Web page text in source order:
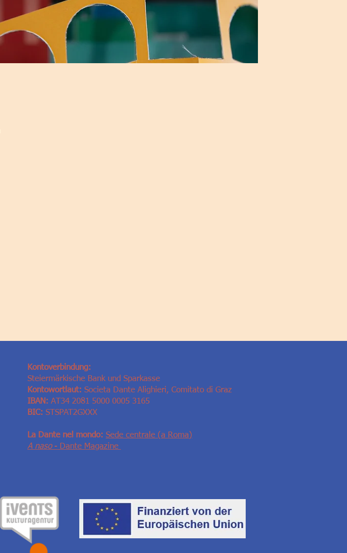
Kontoverbindung:
Steiermärkische Bank und Sparkasse
Kontowortlaut: Societa Dante Alighieri, Comitato di Graz
IBAN: AT34 2081 5000 0005 3165
BIC: STSPAT2GXXX
La Dante nel mondo: Sede centrale (a Roma)
A naso- Dante Magazine